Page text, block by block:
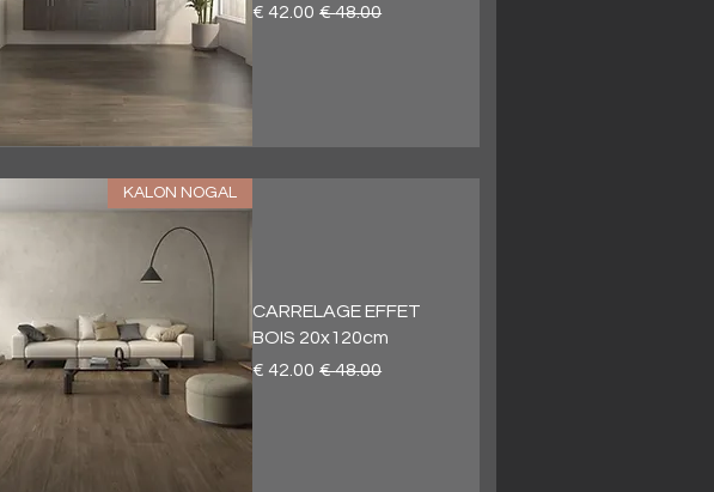
العرض السريع
سعر عاديسعر البيع
KALON NOGAL
CARRELAGE EFFET
BOIS 20x120cm
سعر عاديسعر البيع